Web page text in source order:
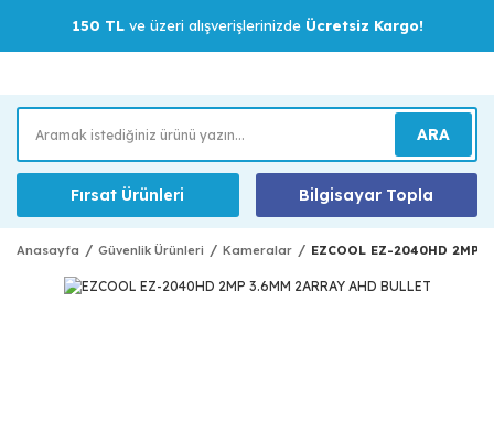
150 TLve üzeri alışverişlerinizde Ücretsiz Kargo!
ARA
Fırsat Ürünleri Bilgisayar Topla
Anasayfa Güvenlik Ürünleri Kameralar EZCOOL EZ-2040HD 2MP